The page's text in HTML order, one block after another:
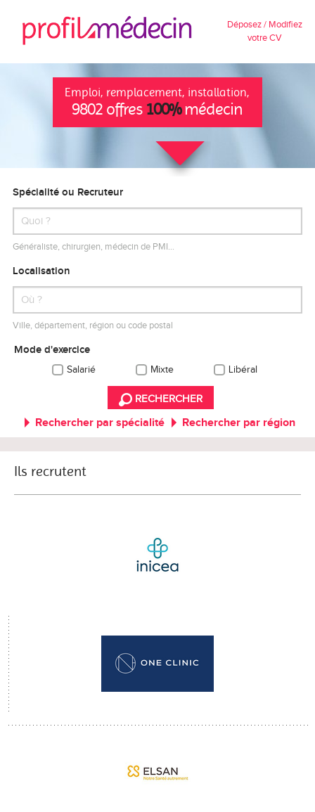
Déposez / Modifiez
votre CV
Emploi, remplacement, installation,
9802 offres 100%médecin
Spécialité ou Recruteur
Généraliste, chirurgien, médecin de PMI…
Localisation
Ville, département, région ou code postal
Mode d'exercice
Salarié Mixte Libéral
RECHERCHER
Rechercher par spécialité Rechercher par région
Ils recrutent